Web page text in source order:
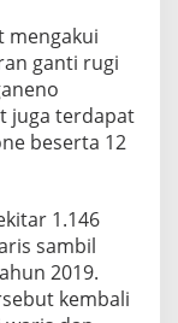
mengakui
ganti rugi
juga terdapat
beserta 12
1.146
sambil
2019.
kembali